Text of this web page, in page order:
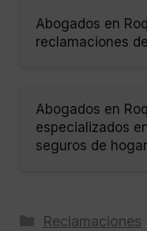
Abogados en
reclamaciones
Abogados en
especializados
seguros de hogar
Categorías
Reclamaciones